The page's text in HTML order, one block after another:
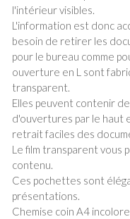
l'intérieur visibles.
L'information est donc
besoin de retirer les
pour le bureau comme
ouverture en L sont
transparent.
Elles peuvent contenir
d'ouvertures par le haut
retrait faciles des
Le film transparent vous
contenu.
Ces pochettes sont
présentations.
Chemise coin A4